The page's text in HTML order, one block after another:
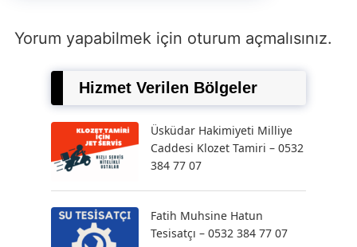
Yorum yapabilmek için oturum açmalısınız.
Hizmet Verilen Bölgeler
Üsküdar Hakimiyeti Milliye
Caddesi Klozet Tamiri – 0532
384 77 07
Fatih Muhsine Hatun
Tesisatçı – 0532 384 77 07